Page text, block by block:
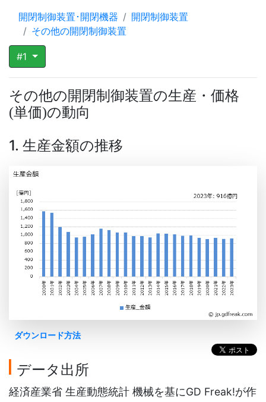
開閉制御装置･開閉機器
開閉制御装置
その他の開閉制御装置
#1
その他の開閉制御装置の生産・価格
(単価)の動向
1. 生産金額の推移
ダウンロード方法
データ出所
経済産業省 生産動態統計 機械を基にGD Freak!が作